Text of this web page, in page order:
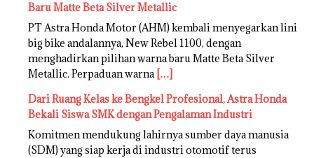
Baru Matte Beta Silver Metallic
PT Astra Honda Motor (AHM) kembali menyegarkan lini
big bike andalannya, New Rebel 1100, dengan
menghadirkan pilihan warna baru Matte Beta Silver
Metallic. Perpaduan warna […]
Dari Ruang Kelas ke Bengkel Profesional, Astra Honda
Bekali Siswa SMK dengan Pengalaman Industri
Komitmen mendukung lahirnya sumber daya manusia
(SDM) yang siap kerja di industri otomotif terus